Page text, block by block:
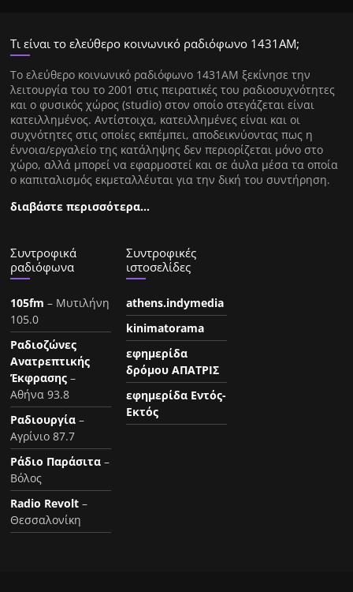
Τι είναι το ελεύθερο κοινωνικό ραδιόφωνο 1431ΑΜ;
Tο ελεύθερο κοινωνικό ραδιόφωνο 1431AM ξεκίνησε την
λειτουργία του το 2001 στις πειρατικές του ραδιοσυχνότητες
και ο φυσικός χώρος (studio) στον οποίο στεγάζεται είναι
κατειλλημένος. Αντίστοιχα, κατειλλημένες είναι και οι
συχνότητες στις οποίες εκπέμπει, αποδεικνύοντας πως η
έννοια/εργαλείο της κατάληψης δεν περιορίζεται μόνο στο
χώρο, αλλά μπορεί να εφαρμοστεί και σε άυλα μέσα τα οποία
ο καπιταλισμός εκμεταλλέυται για την δική του συντήρηση.
διαβάστε περισσότερα…
Συντροφικά
ραδιόφωνα
105fm – Μυτιλήνη
105.0
Ραδιοζώνες
Ανατρεπτικής
Έκφρασης –
Αθήνα 93.8
Ραδιουργία –
Αγρίνιο 87.7
Ράδιο Παράσιτα –
Βόλος
Radio Revolt –
Θεσσαλονίκη
Συντροφικές
ιστοσελίδες
athens.indymedia
kinimatorama
εφημερίδα
δρόμου ΑΠΑΤΡΙΣ
εφημερίδα Εντός-
Εκτός